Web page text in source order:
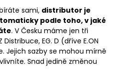
sami, distributor je
podle toho, v jaké
. V Česku máme jen tři
EG. D (dříve E.ON
Jejich sazby se mohou mírně
Snad jedině změnou